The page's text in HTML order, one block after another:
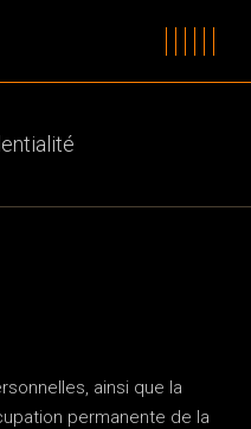
ainsi que la
permanente de la